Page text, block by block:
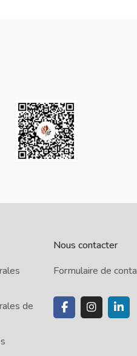
de
Nous contacter
Formulaire de